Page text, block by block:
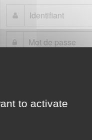
to activate